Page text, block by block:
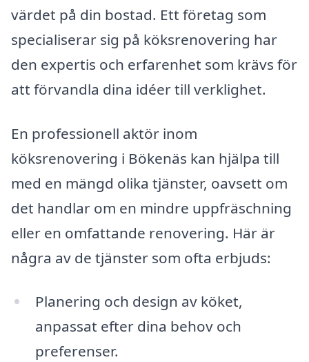
värdet på din bostad. Ett företag som
specialiserar sig på köksrenovering har
den expertis och erfarenhet som krävs för
att förvandla dina idéer till verklighet.
En professionell aktör inom
köksrenovering i Bökenäs kan hjälpa till
med en mängd olika tjänster, oavsett om
det handlar om en mindre uppfräschning
eller en omfattande renovering. Här är
några av de tjänster som ofta erbjuds:
Planering och design av köket,
anpassat efter dina behov och
preferenser.